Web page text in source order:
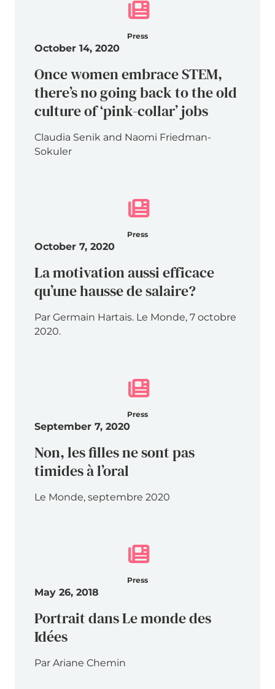
Press
October 14, 2020
Once women embrace STEM,
there’s no going back to the old
culture of ‘pink-collar’ jobs
Claudia Senik and Naomi Friedman-
Sokuler
Press
October 7, 2020
La motivation aussi efficace
qu’une hausse de salaire?
Par Germain Hartais. Le Monde, 7 octobre
2020.
Press
September 7, 2020
Non, les filles ne sont pas
timides à l’oral
Le Monde, septembre 2020
Press
May 26, 2018
Portrait dans Le monde des
Idées
Par Ariane Chemin